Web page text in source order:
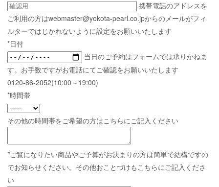
携帯電話のアドレスを
ご利用の方はwebmaster@yokota-pearl.co.jpからのメールがフィ
ルターではじかれないように設定をお願いいたします
*日付
当日のご予約はフォームでは承りかねま
す。お手数ですがお電話にてご確認をお願いいたします
0120-86-2052(10:00～19:00)
*時間帯
その他の時間帯をご希望の方はこちらにご記入ください
*ご覧になりたい商品やご予算がお決まりの方は簡単で結構ですの
でお知らせください。その他おことづけもこちらにご記入くださ
い